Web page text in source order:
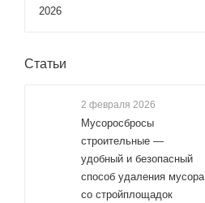
2026
Статьи
2 февраля 2026
Мусоросбросы
строительные —
удобный и безопасный
способ удаления мусора
со стройплощадок